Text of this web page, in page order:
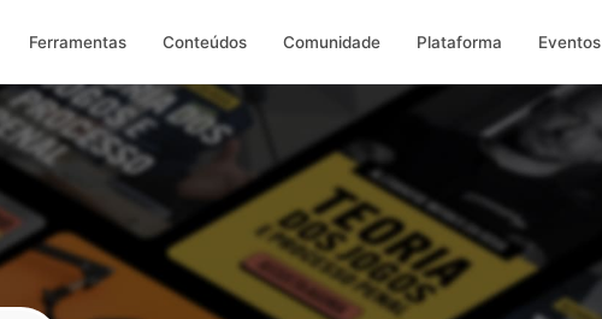
Ferramentas Conteúdos Comunidade Plataforma Eventos